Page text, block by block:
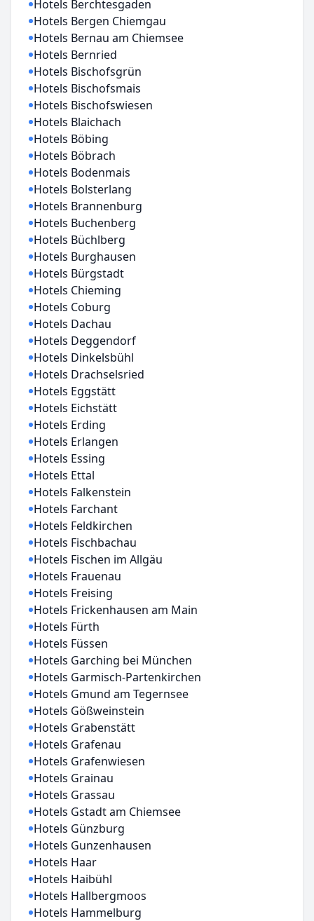
Hotels Berchtesgaden
Hotels Bergen Chiemgau
Hotels Bernau am Chiemsee
Hotels Bernried
Hotels Bischofsgrün
Hotels Bischofsmais
Hotels Bischofswiesen
Hotels Blaichach
Hotels Böbing
Hotels Böbrach
Hotels Bodenmais
Hotels Bolsterlang
Hotels Brannenburg
Hotels Buchenberg
Hotels Büchlberg
Hotels Burghausen
Hotels Bürgstadt
Hotels Chieming
Hotels Coburg
Hotels Dachau
Hotels Deggendorf
Hotels Dinkelsbühl
Hotels Drachselsried
Hotels Eggstätt
Hotels Eichstätt
Hotels Erding
Hotels Erlangen
Hotels Essing
Hotels Ettal
Hotels Falkenstein
Hotels Farchant
Hotels Feldkirchen
Hotels Fischbachau
Hotels Fischen im Allgäu
Hotels Frauenau
Hotels Freising
Hotels Frickenhausen am Main
Hotels Fürth
Hotels Füssen
Hotels Garching bei München
Hotels Garmisch-Partenkirchen
Hotels Gmund am Tegernsee
Hotels Gößweinstein
Hotels Grabenstätt
Hotels Grafenau
Hotels Grafenwiesen
Hotels Grainau
Hotels Grassau
Hotels Gstadt am Chiemsee
Hotels Günzburg
Hotels Gunzenhausen
Hotels Haar
Hotels Haibühl
Hotels Hallbergmoos
Hotels Hammelburg